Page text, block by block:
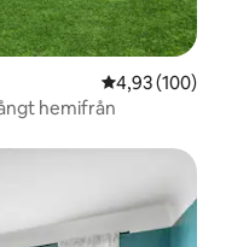
4,93 av 5 i
4,93 (100)
hemifrån